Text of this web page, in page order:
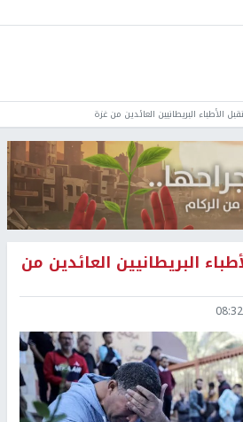
الأطباء البريطانيين العائدين من غزة
البريطانيين العائدين من